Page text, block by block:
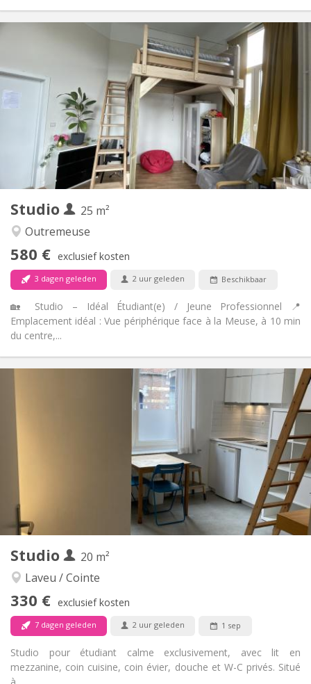
Praktische Informatie
580 €
170 €
12 maanden
Domiciliëring:
Met voorwaarden
Inrichting
Badkamer:
Privaat
Keuken:
in de kamer
Oppervlakte:
30 m
Private kamers:
2
Studio
25 m²
Outremeuse
580 € exclusief kosten
3 dagen geleden 2 uur geleden Beschikbaar
🏡 Studio – Idéal Étudiant(e) / Jeune Professionnel 📍
Emplacement idéal : Vue périphérique face à la Meuse, à 10 min
du centre,...
Praktische Informatie
Huur:
Kosten:
170 €
Duur:
12 maanden
Domiciliëring:
Met voorwaarden
Inrichting
Badkamer:
Privaat
Keuken:
in de kamer
Oppervlakte:
25 m
2
Private kamers:
Studio
20 m²
Laveu / Cointe
330 € exclusief kosten
7 dagen geleden 2 uur geleden 1 sep
Studio pour étudiant calme exclusivement, avec lit en
mezzanine, coin cuisine, coin évier, douche et W-C privés. Situé